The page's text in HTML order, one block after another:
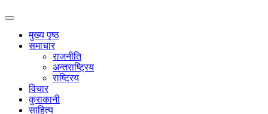
मुख्य पृष्ठ
समाचार
राजनीति
अन्तराष्ट्रिय
राष्ट्रिय
विचार
कुराकानी
साहित्य